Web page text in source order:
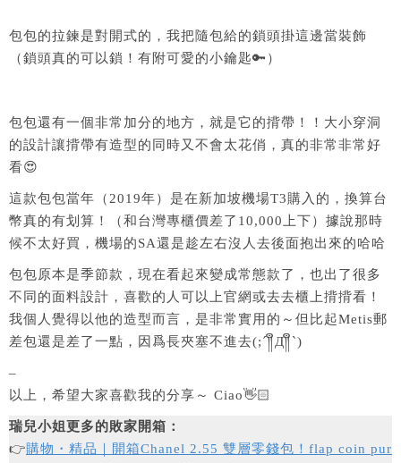
包包的拉鍊是對開式的，我把隨包給的鎖頭掛這邊當裝飾
（鎖頭真的可以鎖！有附可愛的小鑰匙🔑）
包包還有一個非常加分的地方，就是它的揹帶！！大小穿洞
的設計讓揹帶有造型的同時又不會太花俏，真的非常非常好
看😍
這款包包當年（2019年）是在新加坡機場T3購入的，換算台
幣真的有划算！（和台灣專櫃價差了10,000上下）據說那時
候不太好買，機場的SA還是趁左右沒人去後面抱出來的哈哈
包包原本是季節款，現在看起來變成常態款了，也出了很多
不同的面料設計，喜歡的人可以上官網或去去櫃上揹揹看！
我個人覺得以他的造型而言，是非常實用的～但比起Metis郵
差包還是差了一點，因爲長夾塞不進去(;´༎ຶД༎ຶ`)
–
以上，希望大家喜歡我的分享～ Ciao👋🏻
瑞兒小姐更多的敗家開箱：
👉購物・精品｜開箱Chanel 2.55 雙層零錢包！flap coin pur